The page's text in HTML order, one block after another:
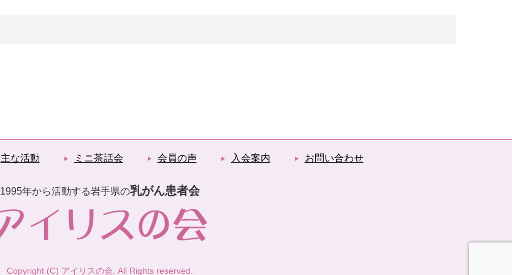
主な活動 ミニ茶話会 会員の声 入会案内 お問い合わせ
1995年から活動する岩手県の乳がん患者会
Copyright (C) アイリスの会. All Rights reserved.